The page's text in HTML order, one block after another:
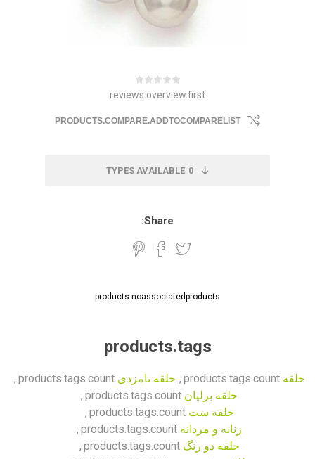
reviews.overview.first
PRODUCTS.COMPARE.ADDTOCOMPARELIST
0
TYPES AVAILABLE
Share:
products.noassociatedproducts
products.tags
حلقه products.tags.count
, حلقه نامزدی products.tags.count
,
حلقه برلیان products.tags.count
,
حلقه ست products.tags.count
,
زنانه و مردانه products.tags.count
,
حلقه دو رنگ products.tags.count
,